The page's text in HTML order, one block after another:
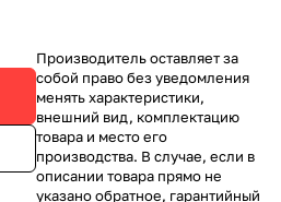
Производитель оставляет за
собой право без уведомления
менять характеристики,
внешний вид, комплектацию
товара и место его
производства. В случае, если в
описании товара прямо не
указано обратное, гарантийный